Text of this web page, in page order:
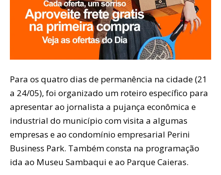
Para os quatro dias de permanência na cidade (21
a 24/05), foi organizado um roteiro específico para
apresentar ao jornalista a pujança econômica e
industrial do município com visita a algumas
empresas e ao condomínio empresarial Perini
Business Park. Também consta na programação
ida ao Museu Sambaqui e ao Parque Caieras.